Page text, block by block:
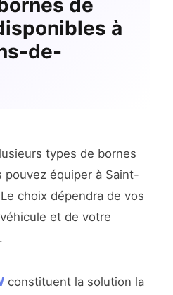
de
à
de-
types de bornes
pouvez équiper à Saint-
choix dépendra de vos
et de votre
constituent la solution la